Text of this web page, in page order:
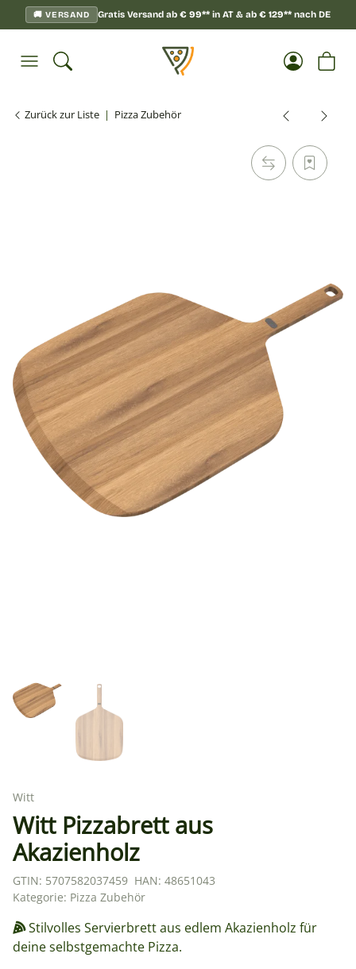
🚚 VERSAND Gratis Versand ab € 99** in AT & ab € 129** nach DE
Zurück zur Liste Pizza Zubehör
Witt
Witt Pizzabrett aus
Akazienholz
GTIN: 5707582037459 HAN: 48651043
Kategorie: Pizza Zubehör
Stilvolles Servierbrett aus edlem Akazienholz für
deine selbstgemachte Pizza.